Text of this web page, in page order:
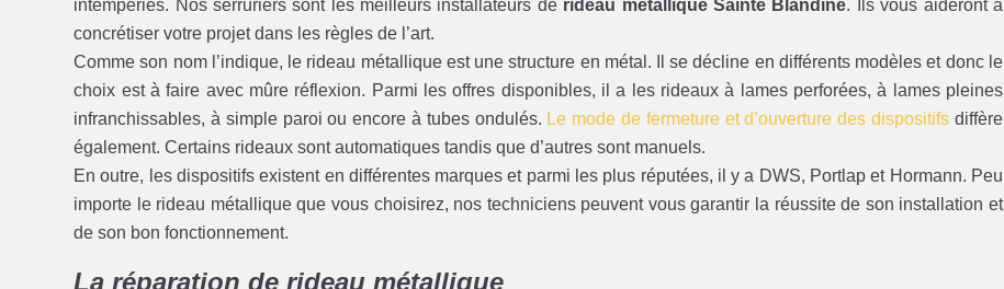
intempéries. Nos serruriers sont les meilleurs installateurs de rideau métallique Sainte Blandine. Ils vous aideront à
concrétiser votre projet dans les règles de l’art.
Comme son nom l’indique, le rideau métallique est une structure en métal. Il se décline en différents modèles et donc le
choix est à faire avec mûre réflexion. Parmi les offres disponibles, il a les rideaux à lames perforées, à lames pleines
infranchissables, à simple paroi ou encore à tubes ondulés. Le mode de fermeture et d’ouverture des dispositifs diffère
également. Certains rideaux sont automatiques tandis que d’autres sont manuels.
En outre, les dispositifs existent en différentes marques et parmi les plus réputées, il y a DWS, Portlap et Hormann. Peu
importe le rideau métallique que vous choisirez, nos techniciens peuvent vous garantir la réussite de son installation et
de son bon fonctionnement.
La réparation de rideau métallique